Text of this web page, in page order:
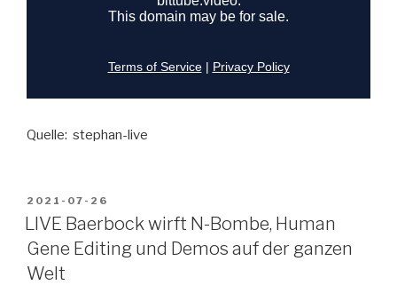
Quelle: stephan-live
VERÖFFENTLICHT
AM
2021-07-26
LIVE Baerbock wirft N-Bombe, Human
Gene Editing und Demos auf der ganzen
Welt